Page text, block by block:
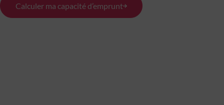
Calculer ma capacité d’emprunt